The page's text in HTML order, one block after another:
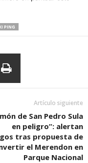
PING
Artículo siguiente
de San Pedro Sula
en peligro”: alertan
tras propuesta de
el Merendon en
Parque Nacional